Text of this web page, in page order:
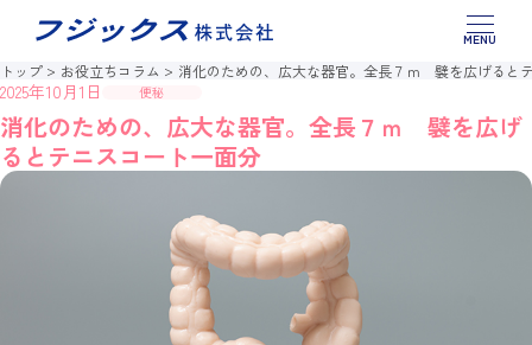
このページの本文へ移動
製品情報
お役立ちコラム
お問い合わせ
トップ お役立ちコラム 消化のための、広大な器官。全長７ｍ 襞を広げると
2025年10月1日 便秘
消化のための、広大な器官。全長７ｍ 襞を広げ
るとテニスコート一面分